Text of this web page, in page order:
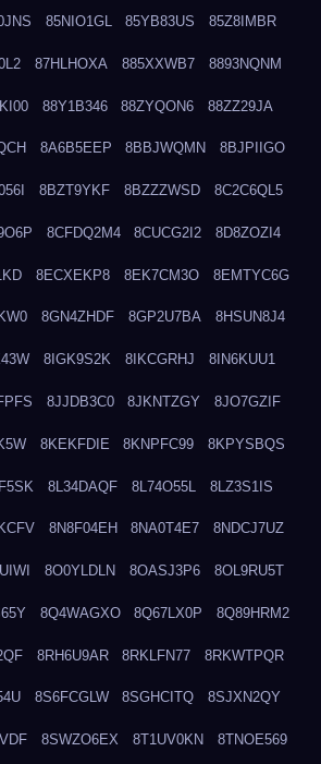
85NIO1GL 85YB83US 85Z8IMBR
87HLHOXA 885XXWB7 8893NQNM
88Y1B346 88ZYQON6 88ZZ29JA
8A6B5EEP 8BBJWQMN 8BJPIIGO
8BZT9YKF 8BZZZWSD 8C2C6QL5
8CFDQ2M4 8CUCG2I2 8D8ZOZI4
8ECXEKP8 8EK7CM3O 8EMTYC6G
8GN4ZHDF 8GP2U7BA 8HSUN8J4
8IGK9S2K 8IKCGRHJ 8IN6KUU1
8JJDB3C0 8JKNTZGY 8JO7GZIF
8KEKFDIE 8KNPFC99 8KPYSBQS
8L34DAQF 8L74O55L 8LZ3S1IS
8N8F04EH 8NA0T4E7 8NDCJ7UZ
8O0YLDLN 8OASJ3P6 8OL9RU5T
8Q4WAGXO 8Q67LX0P 8Q89HRM2
8RH6U9AR 8RKLFN77 8RKWTPQR
8S6FCGLW 8SGHCITQ 8SJXN2QY
8SWZO6EX 8T1UV0KN 8TNOE569